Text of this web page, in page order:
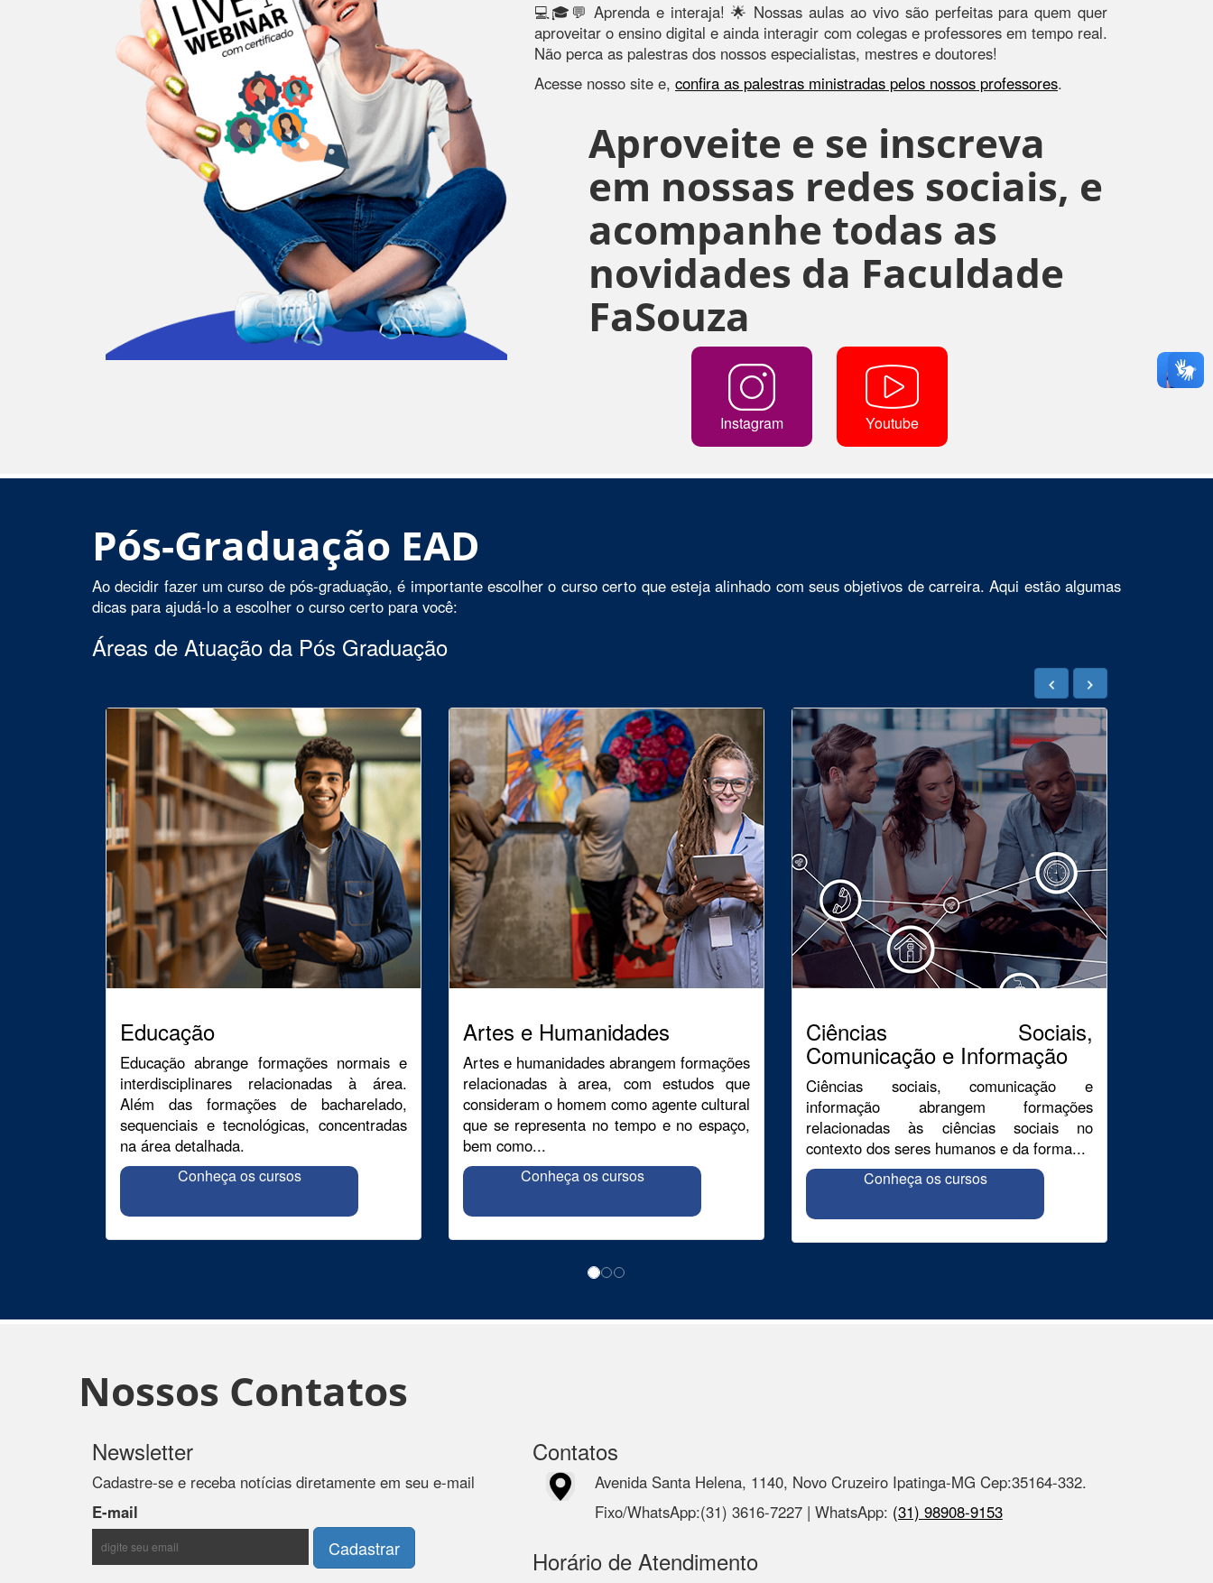
💻🎓💬 Aprenda e interaja! 🌟 Nossas aulas ao vivo são perfeitas para quem quer
aproveitar o ensino digital e ainda interagir com colegas e professores em tempo real.
Não perca as palestras dos nossos especialistas, mestres e doutores!
Acesse nosso site e, confira as palestras ministradas pelos nossos professores.
Aproveite e se inscreva
em nossas redes sociais, e
acompanhe todas as
novidades da Faculdade
FaSouza
Instagram Youtube
Pós-Graduação EAD
Ao decidir fazer um curso de pós-graduação, é importante escolher o curso certo que esteja alinhado com seus objetivos de carreira. Aqui estão algumas
dicas para ajudá-lo a escolher o curso certo para você:
Áreas de Atuação da Pós Graduação
Educação
Educação abrange formações normais e
interdisciplinares relacionadas à área.
Além das formações de bacharelado,
sequenciais e tecnológicas, concentradas
na área detalhada.
Conheça os cursos
Artes e Humanidades
Artes e humanidades abrangem formações
relacionadas à area, com estudos que
consideram o homem como agente cultural
que se representa no tempo e no espaço,
bem como...
Conheça os cursos
Ciências Sociais,
Comunicação e Informação
Ciências sociais, comunicação e
informação abrangem formações
relacionadas às ciências sociais no
contexto dos seres humanos e da forma...
Conheça os cursos
Nossos Contatos
Newsletter
Cadastre-se e receba notícias diretamente em seu e-mail
E-mail
Contatos
Avenida Santa Helena, 1140, Novo Cruzeiro Ipatinga-MG Cep:35164-332.
Fixo/WhatsApp:(31) 3616-7227 | WhatsApp: (31) 98908-9153
Horário de Atendimento